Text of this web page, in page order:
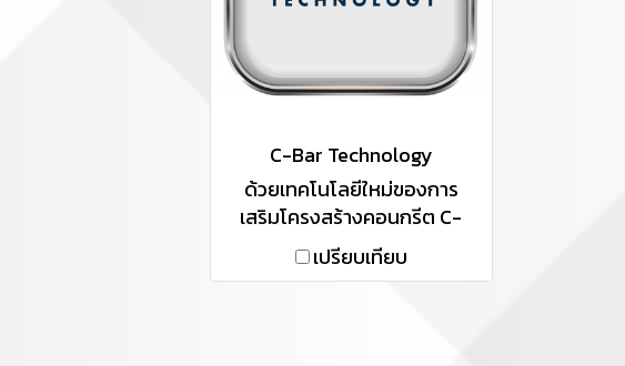
C-Bar Technology
ด้วยเทคโนโลยีใหม่ของการ
เสริมโครงสร้างคอนกรีต C-
Bar Technology ทำให้ CPS
สามารถ สร้างสรรค์นวัตกรรม
เปรียบเทียบ